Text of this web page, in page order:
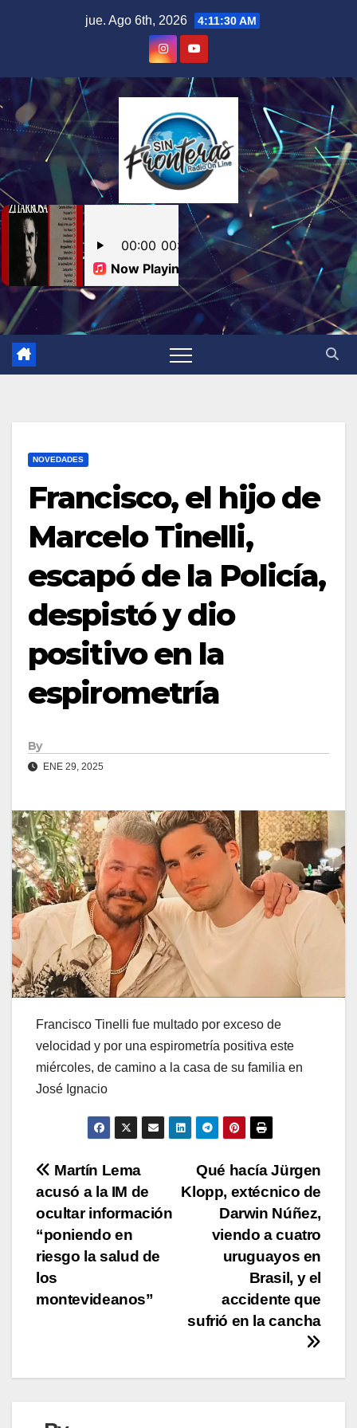
jue. Ago 6th, 2026 4:11:30 AM
NOVEDADES
Francisco, el hijo de
Marcelo Tinelli,
escapó de la Policía,
despistó y dio
positivo en la
espirometría
By
ENE 29, 2025
Francisco Tinelli fue multado por exceso de
velocidad y por una espirometría positiva este
miércoles, de camino a la casa de su familia en
José Ignacio
Navegación
de
entradas
Qué hacía Jürgen
Klopp, extécnico de
Darwin Núñez,
viendo a cuatro
uruguayos en
Brasil, y el
accidente que
sufrió en la cancha
Martín Lema
acusó a la IM de
ocultar información
“poniendo en
riesgo la salud de
los
montevideanos”